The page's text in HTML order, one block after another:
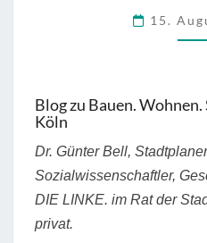
15.
Blog zu Bauen.
Köln
Dr. Günter Bell,
Sozialwissenschaftler,
DIE LINKE. im Rat der
privat.